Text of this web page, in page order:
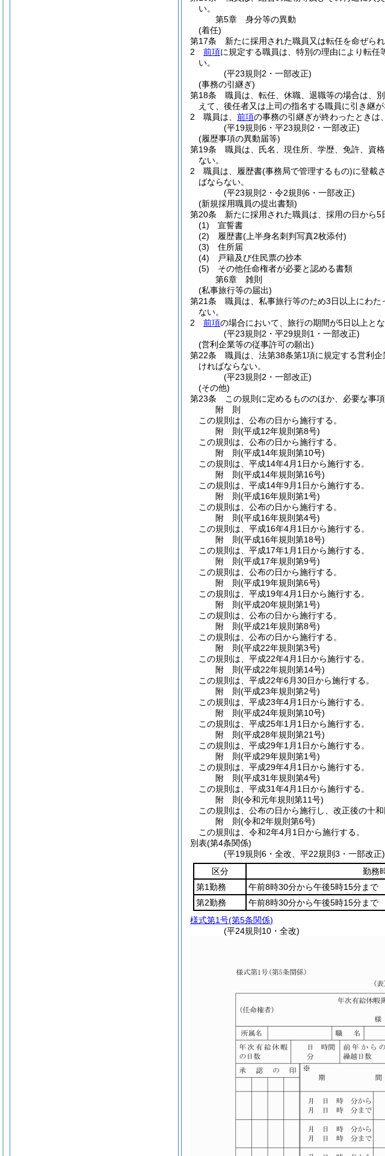
い。
第5章
身分等の異動
(着任)
第17条
新たに採用された職員又は転任を命ぜら
2
前項に規定する職員は、特別の理由により転
い。
(平23規則2・一部改正)
(事務の引継ぎ)
第18条
職員は、転任、休職、退職等の場合は、
えて、後任者又は上司の指名する職員に引き継が
2
職員は、 前項の事務の引継ぎが終わったときは
(平19規則6・平23規則2・一部改正)
(履歴事項の異動届等)
第19条
職員は、氏名、現住所、学歴、免許、資
ない。
2
職員は、履歴書(事務局で管理するもの)に登載
ばならない。
(平23規則2・令2規則6・一部改正)
(新規採用職員の提出書類)
第20条
新たに採用された職員は、採用の日から5
(1)
宣誓書
(2)
履歴書(上半身名刺判写真2枚添付)
(3)
住所届
(4)
戸籍及び住民票の抄本
(5)
その他任命権者が必要と認める書類
第6章
雑則
(私事旅行等の届出)
第21条
職員は、私事旅行等のため3日以上にわ
ない。
2
前項の場合において、旅行の期間が5日以上と
(平23規則2・平29規則1・一部改正)
(営利企業等の従事許可の願出)
第22条
職員は、法第38条第1項に規定する営利
ければならない。
(平23規則2・一部改正)
(その他)
第23条
この規則に定めるもののほか、必要な事
附 則
この規則は、公布の日から施行する。
附 則(平成12年規則第8号)
この規則は、公布の日から施行する。
附 則(平成14年規則第10号)
この規則は、平成14年4月1日から施行する。
附 則(平成14年規則第16号)
この規則は、平成14年9月1日から施行する。
附 則(平成16年規則第1号)
この規則は、公布の日から施行する。
附 則(平成16年規則第4号)
この規則は、平成16年4月1日から施行する。
附 則(平成16年規則第18号)
この規則は、平成17年1月1日から施行する。
附 則(平成17年規則第9号)
この規則は、公布の日から施行する。
附 則(平成19年規則第6号)
この規則は、平成19年4月1日から施行する。
附 則(平成20年規則第1号)
この規則は、公布の日から施行する。
附 則(平成21年規則第8号)
この規則は、公布の日から施行する。
附 則(平成22年規則第3号)
この規則は、平成22年4月1日から施行する。
附 則(平成22年規則第14号)
この規則は、平成22年6月30日から施行する。
附 則(平成23年規則第2号)
この規則は、平成23年4月1日から施行する。
附 則(平成24年規則第10号)
この規則は、平成25年1月1日から施行する。
附 則(平成28年規則第21号)
この規則は、平成29年1月1日から施行する。
附 則(平成29年規則第1号)
この規則は、平成29年4月1日から施行する。
附 則(平成31年規則第4号)
この規則は、平成31年4月1日から施行する。
附 則(令和元年規則第11号)
この規則は、公布の日から施行し、改正後の十
附 則(令和2年規則第6号)
この規則は、令和2年4月1日から施行する。
別表(第4条関係)
(平19規則6・全改、平22規則3・一部改正)
区分
勤務
第1勤務
午前8時30分から午後5時15分まで
第2勤務
午前8時30分から午後5時15分まで
様式第1号(第5条関係)
(平24規則10・全改)